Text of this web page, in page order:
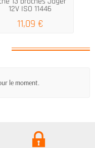
12V ISO 11446
11,09 €
le moment.